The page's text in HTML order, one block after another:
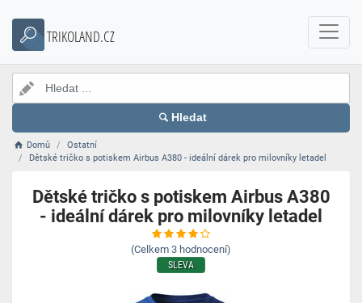
TRIKOLAND.CZ
Hledat
Domů
Ostatní
Dětské tričko s potiskem Airbus A380 - ideální dárek pro milovníky letadel
Dětské tričko s potiskem Airbus A380
- ideální dárek pro milovníky letadel
(Celkem 3 hodnocení)
SLEVA